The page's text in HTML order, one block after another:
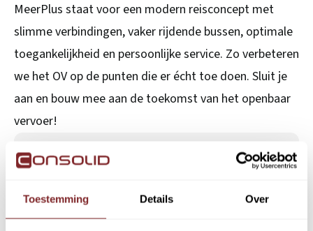
Toestemming Details Over
MeerPlus staat voor een modern reisconcept met
slimme verbindingen, vaker rijdende bussen, optimale
toegankelijkheid en persoonlijke service. Zo verbeteren
we het OV op de punten die er écht toe doen. Sluit je
aan en bouw mee aan de toekomst van het openbaar
vervoer!
Functie-eisen
Personenvervoer |